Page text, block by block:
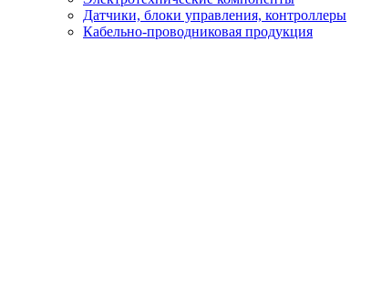
Датчики, блоки управления, контроллеры
Кабельно-проводниковая продукция